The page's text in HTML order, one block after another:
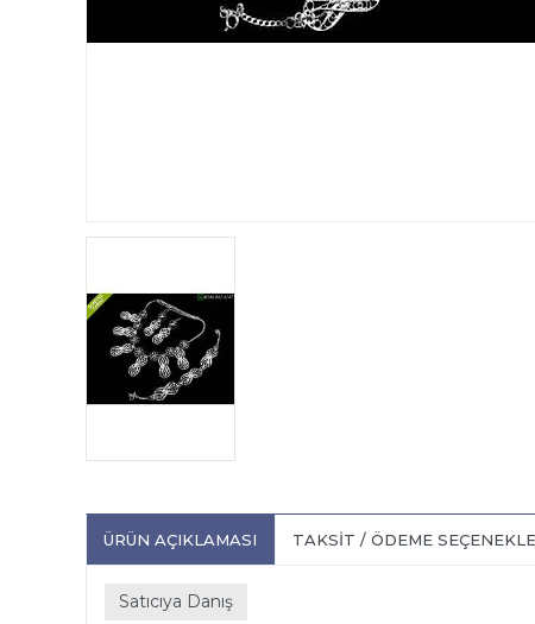
ÜRÜN AÇIKLAMASI TAKSIT / ÖDEME
Satıcıya Danış